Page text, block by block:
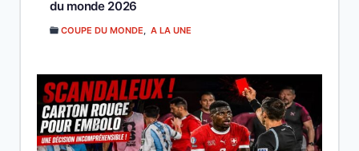
du monde 2026
COUPE DU MONDE, A LA UNE